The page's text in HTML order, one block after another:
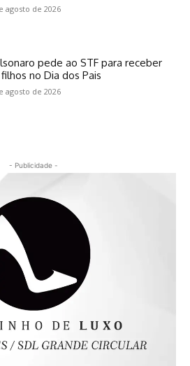
agosto de 2026
pede ao STF para receber
no Dia dos Pais
agosto de 2026
- Publicidade -